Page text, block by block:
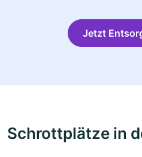
Jetzt
Schrottplätze in